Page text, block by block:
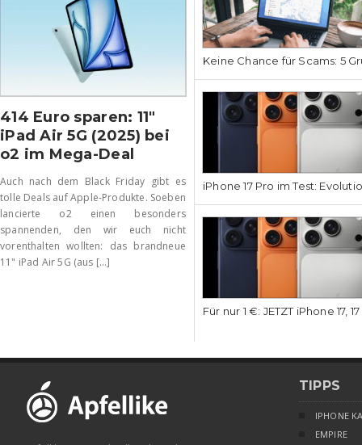
414 Euro sparen: 11″
iPad Air 5G (2025) bei
o2 im Mega-Deal
Auch nach dem Black Friday gibt es
tolle Deals auf Apple-Produkte. Soeben
lancierte o2 einen besonders
spannenden, den wir euch nicht
vorenthalten wollten: das brandneue
11" iPad Air 5G (aus [...]
Keine Chance für Scams: 5
iPhone 17 Pro im Test:
Für nur 1 €: JETZT iPhone 17,
TIPPS
IPHONE
EMPIRE